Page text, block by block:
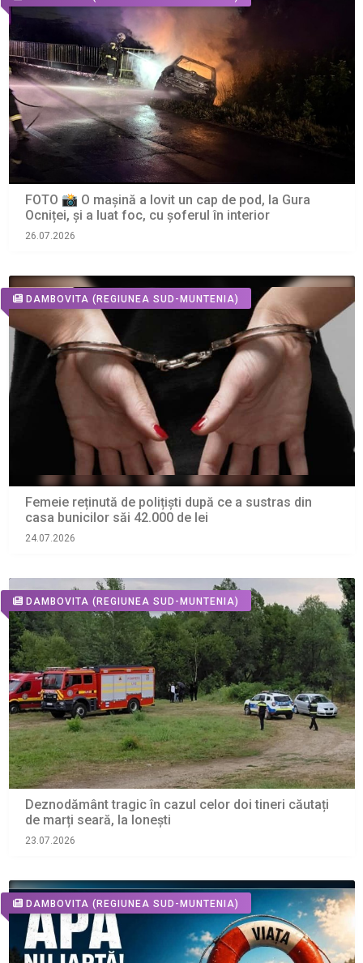
FOTO 📸 O mașină a lovit un cap de pod, la Gura
Ocniței, și a luat foc, cu șoferul în interior
26.07.2026
DAMBOVITA (REGIUNEA SUD-MUNTENIA)
Femeie reținută de polițiști după ce a sustras din
casa bunicilor săi 42.000 de lei
24.07.2026
DAMBOVITA (REGIUNEA SUD-MUNTENIA)
Deznodământ tragic în cazul celor doi tineri căutați
de marți seară, la Ionești
23.07.2026
DAMBOVITA (REGIUNEA SUD-MUNTENIA)